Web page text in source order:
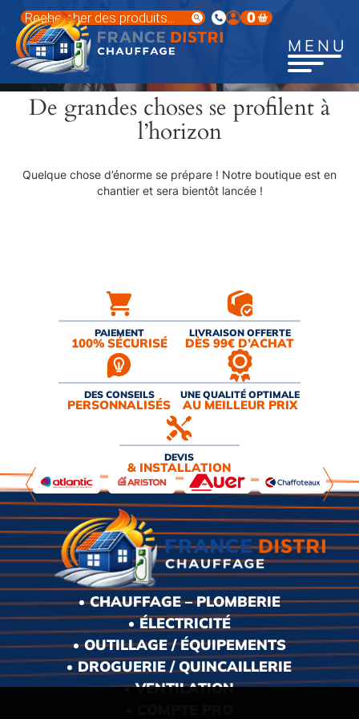
contenu
principal
Recherche
de
produits
0
MENU
De grandes choses se profilent à
l’horizon
Quelque chose d’énorme se prépare ! Notre boutique est en
chantier et sera bientôt lancée !
PAIEMENT
100% SÉCURISÉ
LIVRAISON OFFERTE
DÈS 99€ D’ACHAT
DES CONSEILS
PERSONNALISÉS
UNE QUALITÉ OPTIMALE
AU MEILLEUR PRIX
DEVIS
& INSTALLATION
CHAUFFAGE – PLOMBERIE
ÉLECTRICITÉ
OUTILLAGE / ÉQUIPEMENTS
DROGUERIE / QUINCAILLERIE
VENTILATION